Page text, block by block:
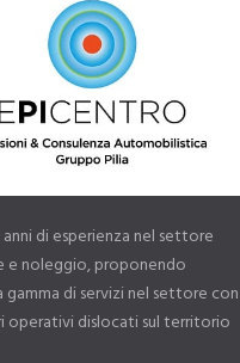
anni di esperienza nel settore
e noleggio, proponendo
gamma di servizi nel settore con
operativi dislocati sul territorio